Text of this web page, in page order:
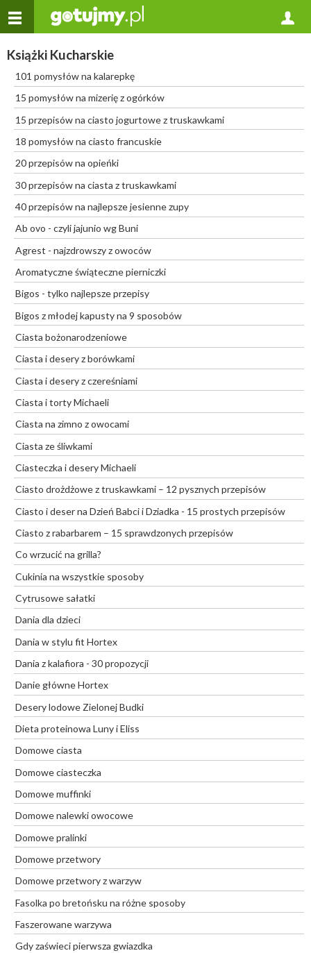
Książki Kucharskie
101 pomysłów na kalarepkę
15 pomysłów na mizerię z ogórków
15 przepisów na ciasto jogurtowe z truskawkami
18 pomysłów na ciasto francuskie
20 przepisów na opieńki
30 przepisów na ciasta z truskawkami
40 przepisów na najlepsze jesienne zupy
Ab ovo - czyli jajunio wg Buni
Agrest - najzdrowszy z owoców
Aromatyczne świąteczne pierniczki
Bigos - tylko najlepsze przepisy
Bigos z młodej kapusty na 9 sposobów
Ciasta bożonarodzeniowe
Ciasta i desery z borówkami
Ciasta i desery z czereśniami
Ciasta i torty Michaeli
Ciasta na zimno z owocami
Ciasta ze śliwkami
Ciasteczka i desery Michaeli
Ciasto drożdżowe z truskawkami – 12 pysznych przepisów
Ciasto i deser na Dzień Babci i Dziadka - 15 prostych przepisów
Ciasto z rabarbarem – 15 sprawdzonych przepisów
Co wrzucić na grilla?
Cukinia na wszystkie sposoby
Cytrusowe sałatki
Dania dla dzieci
Dania w stylu fit Hortex
Dania z kalafiora - 30 propozycji
Danie główne Hortex
Desery lodowe Zielonej Budki
Dieta proteinowa Luny i Eliss
Domowe ciasta
Domowe ciasteczka
Domowe muffinki
Domowe nalewki owocowe
Domowe pralinki
Domowe przetwory
Domowe przetwory z warzyw
Fasolka po bretońsku na różne sposoby
Faszerowane warzywa
Gdy zaświeci pierwsza gwiazdka